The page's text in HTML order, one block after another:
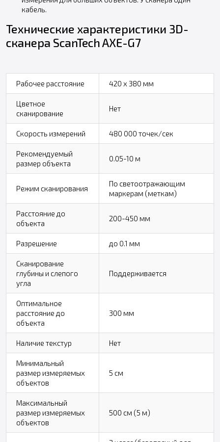
кабель.
Технические характеристики 3D-
сканера ScanTech AXE-G7
Рабочее расстояние 420 х 380 мм
Цветное
сканирование
Нет
Скорость измерений 480 000 точек/сек
Рекомендуемый
размер объекта
0.05-10 м
Режим сканирования
По светоотражающим
маркерам (меткам)
Расстояние до
объекта
200-450 мм
Разрешение до 0.1 мм
Сканирование
глубины и слепого
угла
Поддерживается
Оптимальное
расстояние до
объекта
300 мм
Наличие текстур Нет
Минимальный
размер измеряемых
объектов
5 см
Максимальный
размер измеряемых
объектов
500 см (5 м)